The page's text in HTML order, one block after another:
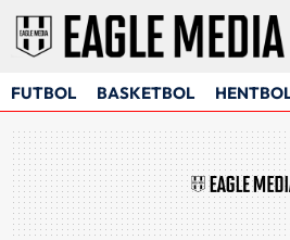
FUTBOL BASKETBOL